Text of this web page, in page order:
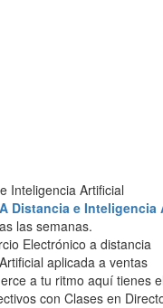
Inteligencia Artificial
Distancia e Inteligencia
las semanas.
Electrónico a distancia
aplicada a ventas
a tu ritmo aquí tienes
con Clases en